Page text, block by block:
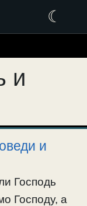
☾
и
и
Господь
Господу, а